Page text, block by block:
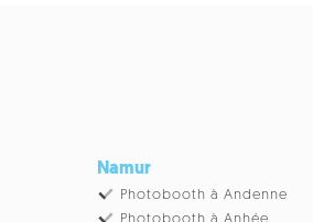
Namur
Photobooth à Andenne